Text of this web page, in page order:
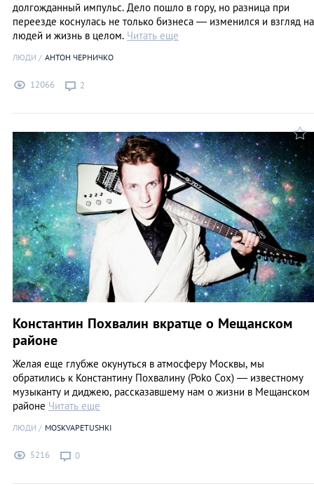
долгожданный импульс. Дело пошло в гору, но разница при
переезде коснулась не только бизнеса — изменился и взгляд на
людей и жизнь в целом. Читать еще
ЛЮДИ АНТОН ЧЕРНИЧКО
12066 2
Константин Похвалин вкратце о Мещанском
районе
Желая еще глубже окунуться в атмосферу Москвы, мы
обратились к Константину Похвалину (Poko Cox) — известному
музыканту и диджею, рассказавшему нам о жизни в Мещанском
районе Читать еще
ЛЮДИ MOSKVAPETUSHKI
5216 0